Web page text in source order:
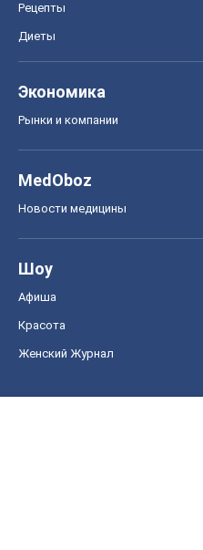
Рецепты
Диеты
Экономика
Рынки и компании
MedOboz
Новости медицины
Шоу
Афиша
Красота
Женский Журнал